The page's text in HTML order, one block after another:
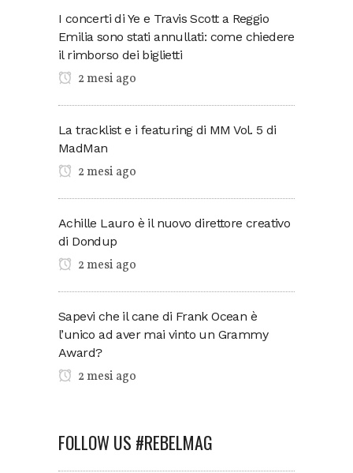
I concerti di Ye e Travis Scott a Reggio
Emilia sono stati annullati: come chiedere
il rimborso dei biglietti
2 mesi ago
La tracklist e i featuring di MM Vol. 5 di
MadMan
2 mesi ago
Achille Lauro è il nuovo direttore creativo
di Dondup
2 mesi ago
Sapevi che il cane di Frank Ocean è
l’unico ad aver mai vinto un Grammy
Award?
2 mesi ago
FOLLOW US #REBELMAG